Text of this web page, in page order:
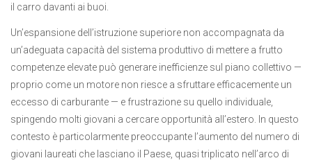
il carro davanti ai buoi.
Un’espansione dell’istruzione superiore non accompagnata da
un’adeguata capacità del sistema produttivo di mettere a frutto
competenze elevate può generare inefficienze sul piano collettivo —
proprio come un motore non riesce a sfruttare efficacemente un
eccesso di carburante — e frustrazione su quello individuale,
spingendo molti giovani a cercare opportunità all’estero. In questo
contesto è particolarmente preoccupante l’aumento del numero di
giovani laureati che lasciano il Paese, quasi triplicato nell’arco di